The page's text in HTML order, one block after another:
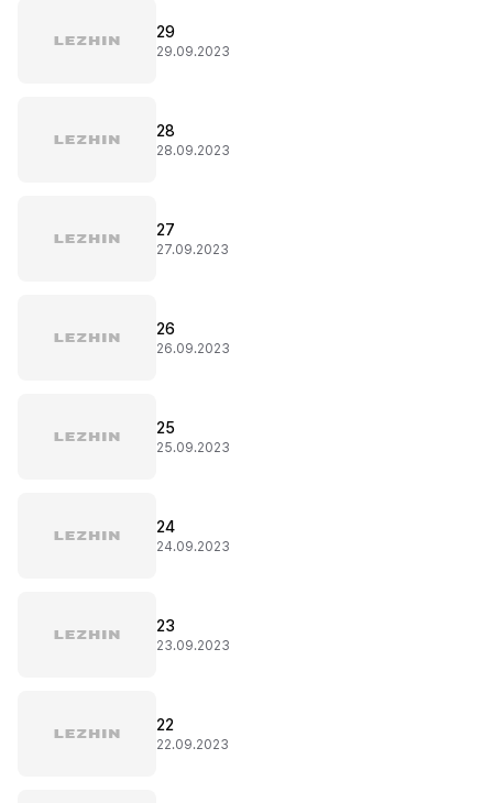
29
29.09.2023
28
28.09.2023
27
27.09.2023
26
26.09.2023
25
25.09.2023
24
24.09.2023
23
23.09.2023
22
22.09.2023